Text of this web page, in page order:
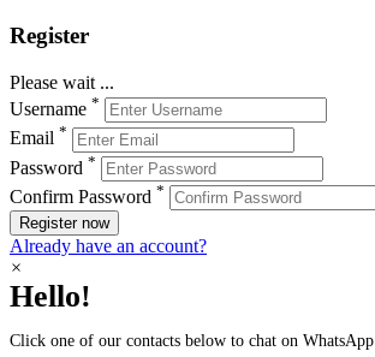
Register
Please wait ...
Username *
Email *
Password *
Confirm Password *
Register now
Already have an account?
×
Hello!
Click one of our contacts below to chat on WhatsApp